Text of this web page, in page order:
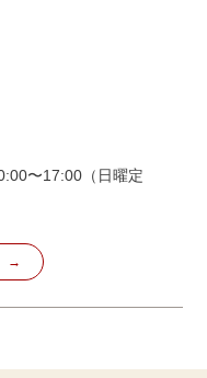
〜17:00（日曜定